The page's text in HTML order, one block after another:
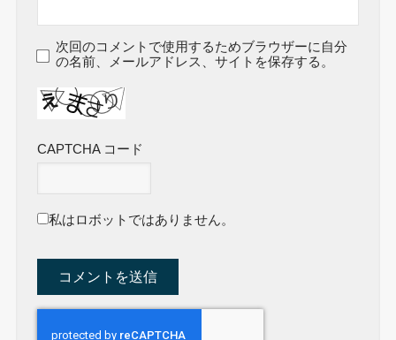
次回のコメントで使用するためブラウザーに自分
の名前、メールアドレス、サイトを保存する。
CAPTCHA コード
私はロボットではありません。